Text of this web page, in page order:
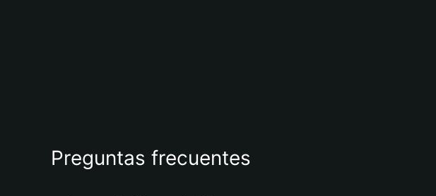
Preguntas frecuentes